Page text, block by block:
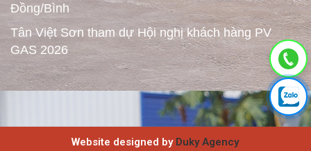
Đồng/Bình
Tân Việt Sơn tham dự Hội nghị khách hàng PV
GAS 2026
Website designed byDuky Agency